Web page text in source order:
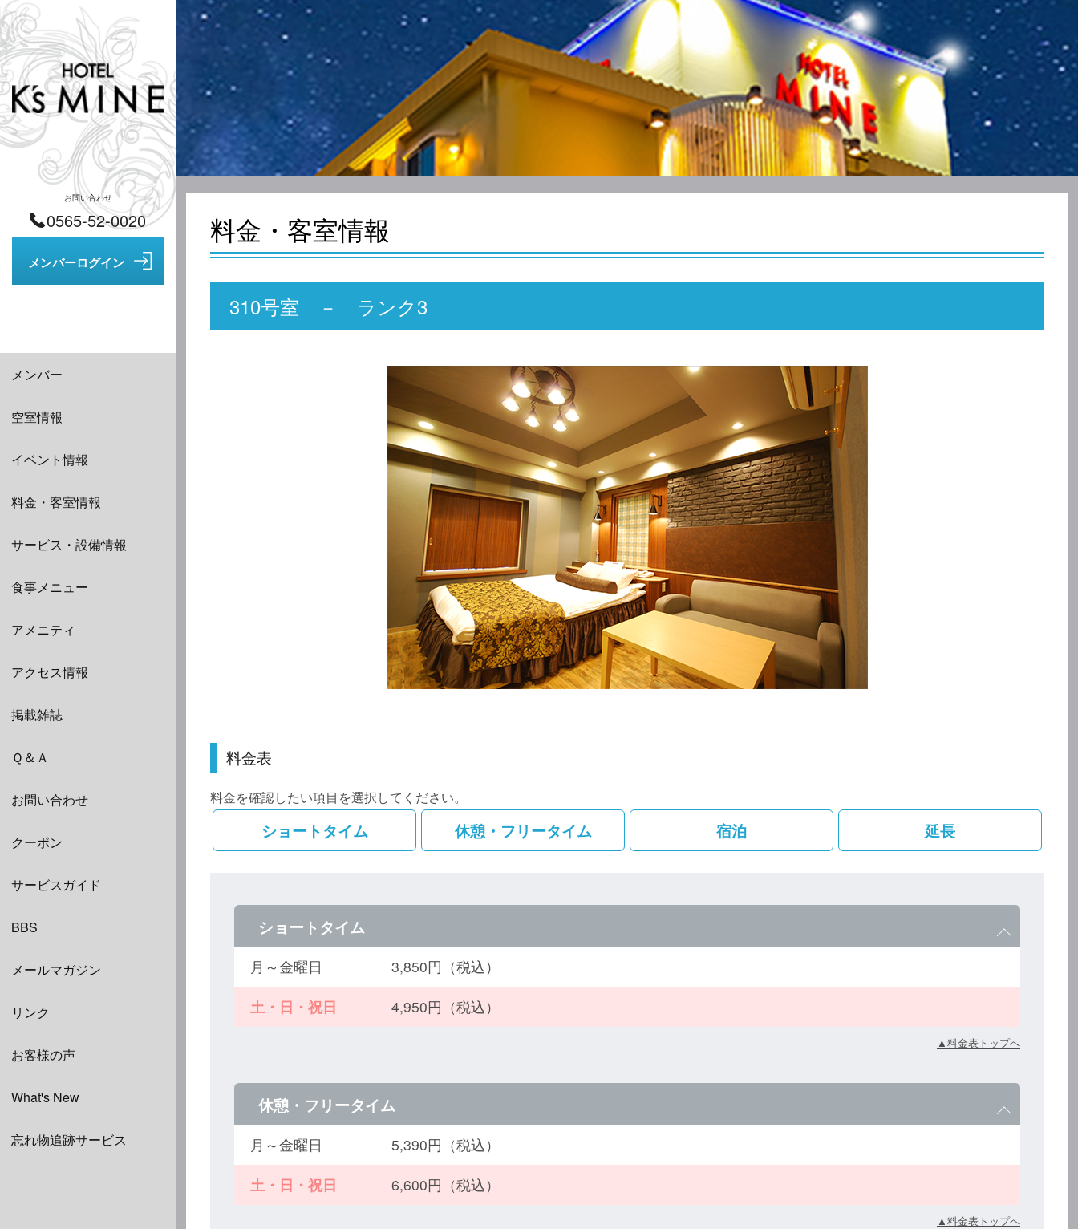
お問い合わせ
0565-52-0020
メンバー
空室情報
イベント情報
料金・客室情報
サービス・設備情報
食事メニュー
アメニティ
アクセス情報
掲載雑誌
Ｑ＆Ａ
お問い合わせ
クーポン
サービスガイド
BBS
メールマガジン
リンク
お客様の声
What's New
忘れ物追跡サービス
料金・客室情報
310号室 － ランク3
料金表
料金を確認したい項目を選択してください。
ショートタイム 休憩・フリータイム 宿泊 延長
ショートタイム
月～金曜日
3,850円（税込）
土・日・祝日
4,950円（税込）
▲料金表トップへ
休憩・フリータイム
月～金曜日
5,390円（税込）
土・日・祝日
6,600円（税込）
▲料金表トップへ